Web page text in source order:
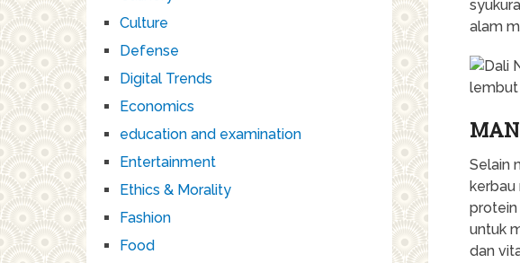
alam
Selain
protein
untuk
dan
Culture
Defense
Digital Trends
Economics
education and examination
Entertainment
Ethics & Morality
Fashion
Food